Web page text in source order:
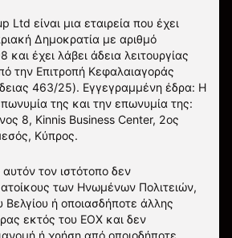
Ltd είναι μια εταιρεία που έχει
Δημοκρατία με αριθμό
έχει λάβει άδεια λειτουργίας
την Επιτροπή Κεφαλαιαγοράς
463/25). Εγγεγραμμένη έδρα: Η
της και την επωνυμία της:
8, Kinnis Business Center, 2ος
Κύπρος.
τον ιστότοπο δεν
των Ηνωμένων Πολιτειών,
Βελγίου ή οποιασδήποτε άλλης
εκτός του ΕΟΧ και δεν
ή χρήση από οποιοδήποτε